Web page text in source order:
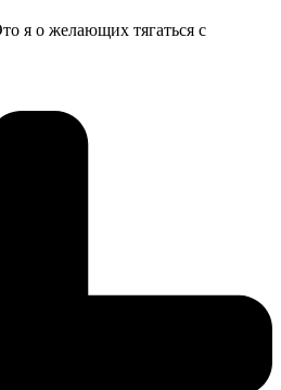
я о желающих тягаться с